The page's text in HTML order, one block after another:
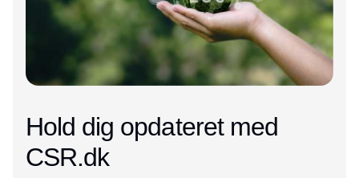
Hold dig opdateret med
CSR.dk